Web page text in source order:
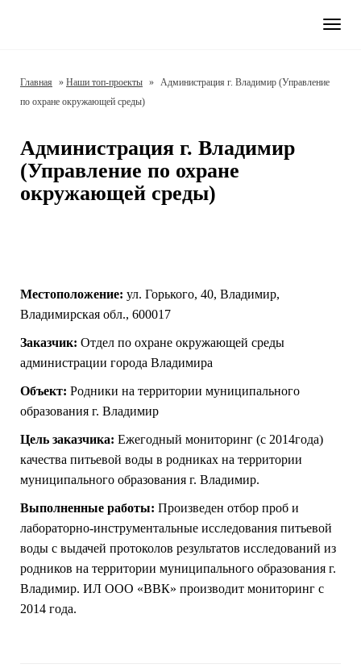
Главная » Наши топ-проекты » Администрация г. Владимир (Управление
по охране окружающей среды)
Администрация г. Владимир
(Управление по охране
окружающей среды)
Местоположение: ул. Горького, 40, Владимир,
Владимирская обл., 600017
Заказчик: Отдел по охране окружающей среды
администрации города Владимира
Объект: Родники на территории муниципального
образования г. Владимир
Цель заказчика: Ежегодный мониторинг (с 2014года)
качества питьевой воды в родниках на территории
муниципального образования г. Владимир.
Выполненные работы: Произведен отбор проб и
лабораторно-инструментальные исследования питьевой
воды с выдачей протоколов результатов исследований из
родников на территории муниципального образования г.
Владимир. ИЛ ООО «ВВК» производит мониторинг с
2014 года.